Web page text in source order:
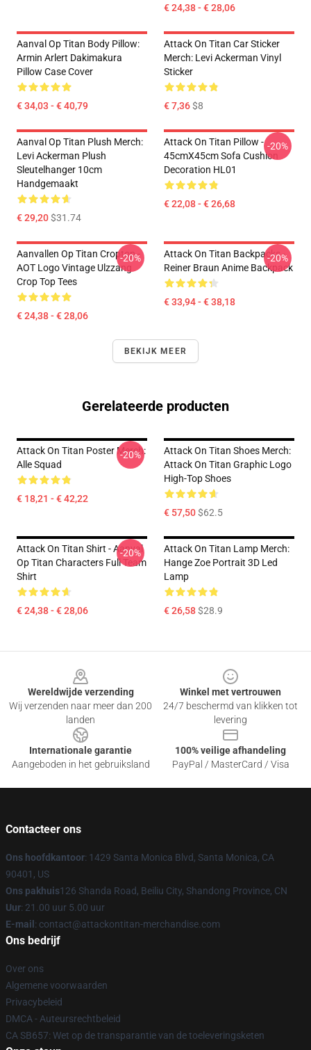
€ 24,38 - € 28,06
Aanval Op Titan Body Pillow:
Armin Arlert Dakimakura
Pillow Case Cover
€ 34,03 - € 40,79
Attack On Titan Car Sticker
Merch: Levi Ackerman Vinyl
Sticker
€ 7,36$8
Aanval Op Titan Plush Merch:
Levi Ackerman Plush
Sleutelhanger 10cm
Handgemaakt
€ 29,20$31.74
Attack On Titan Pillow -
45cmX45cm Sofa Cushion
Decoration HL01
€ 22,08 - € 26,68
-20%
Aanvallen Op Titan Croptop -
AOT Logo Vintage Ulzzang
Crop Top Tees
€ 24,38 - € 28,06
-20%
Attack On Titan Backpacks -
Reiner Braun Anime Backpack
€ 33,94 - € 38,18
-20%
BEKIJK MEER
Gerelateerde producten
Attack On Titan Poster Merch:
Alle Squad
€ 18,21 - € 42,22
-20%
Attack On Titan Shoes Merch:
Attack On Titan Graphic Logo
High-Top Shoes
€ 57,50$62.5
Attack On Titan Shirt - Aanval
Op Titan Characters Full Team
Shirt
€ 24,38 - € 28,06
-20%
Attack On Titan Lamp Merch:
Hange Zoe Portrait 3D Led
Lamp
€ 26,58$28.9
Wereldwijde verzending
Wij verzenden naar meer dan 200
landen
Winkel met vertrouwen
24/7 beschermd van klikken tot
levering
Internationale garantie
Aangeboden in het gebruiksland
100% veilige afhandeling
PayPal / MasterCard / Visa
Contacteer ons
Ons hoofdkantoor: 1429 Santa Monica Blvd, Santa Monica, CA
90401, US
Ons pakhuis126 Shanda Road, Beiliu City, Shandong Province, CN
Uur: 21.00 uur 5.00 uur
E-mail : contact@attackontitan-merchandise.com
Ons bedrijf
Over ons
Algemene voorwaarden
Privacybeleid
DMCA - Auteursrechtbeleid
CA SB657: Wet op de transparantie van de toeleveringsketen